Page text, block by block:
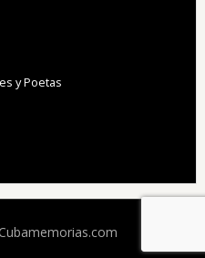
y Poetas
Cubamemorias.com